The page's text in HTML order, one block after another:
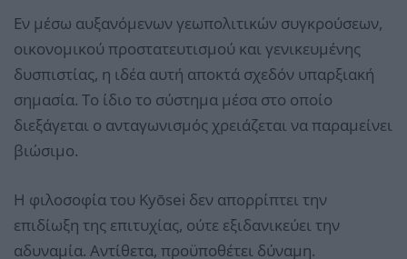
Εν μέσω αυξανόμενων γεωπολιτικών συγκρούσεων,
οικονομικού προστατευτισμού και γενικευμένης
δυσπιστίας, η ιδέα αυτή αποκτά σχεδόν υπαρξιακή
σημασία. Το ίδιο το σύστημα μέσα στο οποίο
διεξάγεται ο ανταγωνισμός χρειάζεται να παραμείνει
βιώσιμο.
Η φιλοσοφία του Kyōsei δεν απορρίπτει την
επιδίωξη της επιτυχίας, ούτε εξιδανικεύει την
αδυναμία. Αντίθετα, προϋποθέτει δύναμη.